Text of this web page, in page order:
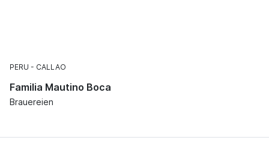
PERU CALLAO
Familia Mautino Boca
Brauereien